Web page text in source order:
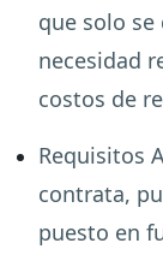
que solo
necesidad
costos de
Requisitos
contrata,
puesto en